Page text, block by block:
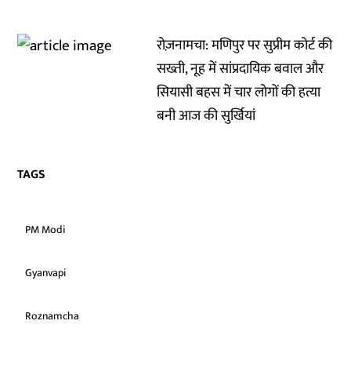
रोज़नामचा: मणिपुर पर सुप्रीम कोर्ट की
सख्ती, नूह में सांप्रदायिक बवाल और
सियासी बहस में चार लोगों की हत्या
बनी आज की सुर्खियां
TAGS
PM Modi
Gyanvapi
Roznamcha